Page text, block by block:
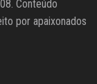
Conteúdo
por apaixonados